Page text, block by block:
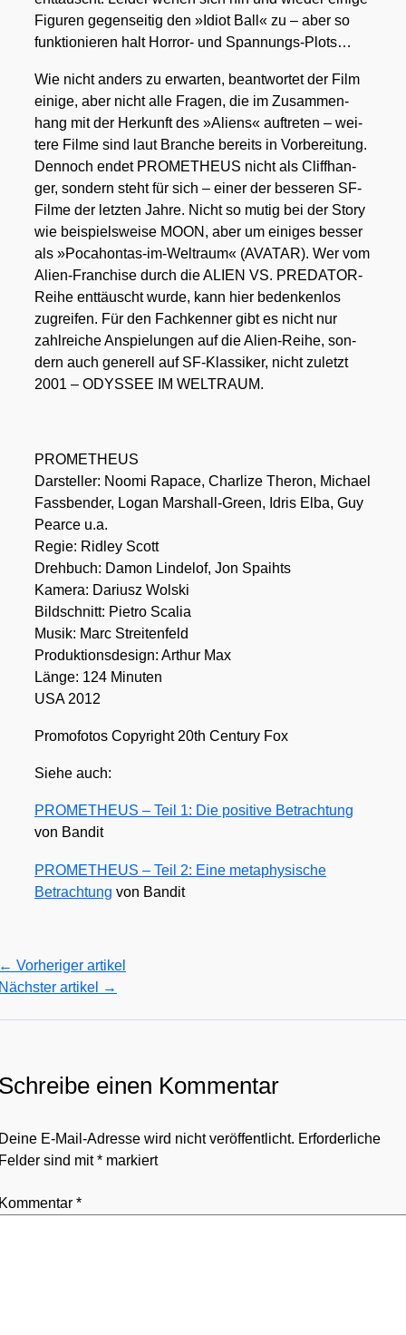
Figu­ren gegen­sei­tig den »Idi­ot Ball« zu – aber so
funk­tio­nie­ren halt Hor­ror- und Span­nungs-Plots…
Wie nicht anders zu erwar­ten, beant­wor­tet der Film
eini­ge, aber nicht alle Fra­gen, die im Zusam­men­
hang mit der Her­kunft des »Ali­ens« auf­tre­ten – wei­
te­re Fil­me sind laut Bran­che bereits in Vor­be­rei­tung.
Den­noch endet PROMETHEUS nicht als Cliff­han­
ger, son­dern steht für sich – einer der bes­se­ren SF-
Fil­me der letz­ten Jah­re. Nicht so mutig bei der Sto­ry
wie bei­spiels­wei­se MOON, aber um eini­ges bes­ser
als »Poca­hon­tas-im-Welt­raum« (AVATAR). Wer vom
Ali­en-Fran­chise durch die ALIEN VS. PRE­DA­TOR-
Rei­he ent­täuscht wur­de, kann hier beden­ken­los
zugrei­fen. Für den Fach­ken­ner gibt es nicht nur
zahl­rei­che Anspie­lun­gen auf die Ali­en-Rei­he, son­
dern auch gene­rell auf SF-Klas­si­ker, nicht zuletzt
2001 – ODYSSEE IM WELTRAUM.
PROMETHEUS
Dar­stel­ler: Noo­mi Rapace, Char­li­ze The­ron, Micha­el
Fass­ben­der, Logan Mar­shall-Green, Idris Elba, Guy
Pear­ce u.a.
Regie: Rid­ley Scott
Dreh­buch: Damon Linde­l­of, Jon Spaihts
Kame­ra: Dari­usz Wol­ski
Bild­schnitt: Pie­tro Sca­lia
Musik: Marc Strei­ten­feld
Pro­duk­ti­ons­de­sign: Arthur Max
Län­ge: 124 Minu­ten
USA 2012
Pro­mo­fo­tos Copy­right 20th Cen­tu­ry Fox
Sie­he auch:
PROMETHEUS – Teil 1: Die posi­ti­ve Betrach­tung
von Ban­dit
PROMETHEUS – Teil 2: Eine meta­phy­si­sche
Betrach­tung von Ban­dit
Vorheriger artikel
artikel
→
einen Kommentar
E-Mail-Adresse wird nicht veröffentlicht. Erforderliche
sind mit* markiert
*